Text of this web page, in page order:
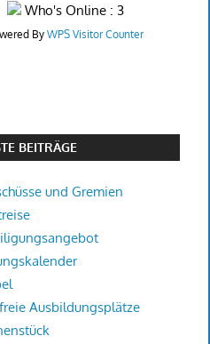
Who's Online : 3
ByWPS Visitor Counter
BEITRÄGE
und Gremien
Ausbildungsplätze